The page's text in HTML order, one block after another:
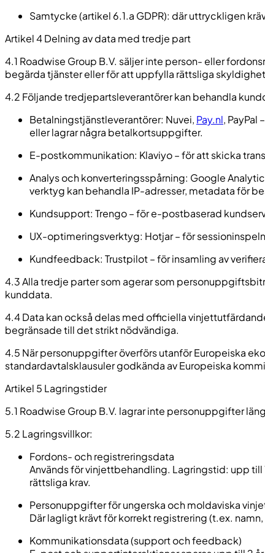
Samtycke (artikel 6.1.a GDPR): där uttryckligen
Artikel 4 Delning av data med tredje part
4.1 Roadwise Group B.V. säljer inte person- eller
begärda tjänster eller för att uppfylla rättsliga
4.2 Följande tredjepartsleverantörer kan behandla
Betalningstjänstleverantörer: Nuvei, Pay.nl, PayPal
eller lagrar några betalkortsuppgifter.
E-postkommunikation: Klaviyo – för att skicka
Analys och konverteringsspårning: Google
verktyg kan behandla IP-adresser, metadata för
Kundsupport: Trengo – för e-postbaserad
UX-optimeringsverktyg: Hotjar – för
Kundfeedback: Trustpilot – för insamling av
4.3 Alla tredje parter som agerar som
kunddata.
4.4 Data kan också delas med officiella
begränsade till det strikt nödvändiga.
4.5 När personuppgifter överförs utanför Europeiska
standardavtalsklausuler godkända av Europeiska
Artikel 5 Lagringstider
5.1 Roadwise Group B.V. lagrar inte personuppgifter
5.2 Lagringsvillkor:
Fordons- och registreringsdata
Används för vinjettbehandling. Lagringstid: upp
rättsliga krav.
Personuppgifter för ungerska och moldaviska
Där lagligt krävt för korrekt registrering (t.ex.
Kommunikationsdata (support och feedback)